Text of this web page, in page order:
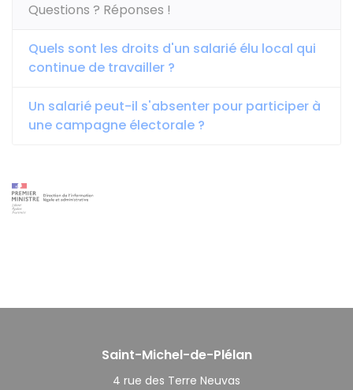
Questions ? Réponses !
Quels sont les droits d'un salarié élu local qui
continue de travailler ?
Un salarié peut-il s'absenter pour participer à
une campagne électorale ?
Saint-Michel-de-Plélan
4 rue des Terre Neuvas